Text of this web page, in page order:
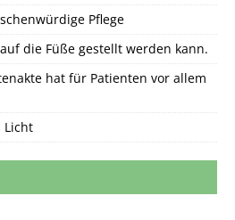
Pflege
die Füße gestellt werden kann.
hat für Patienten vor allem
Licht